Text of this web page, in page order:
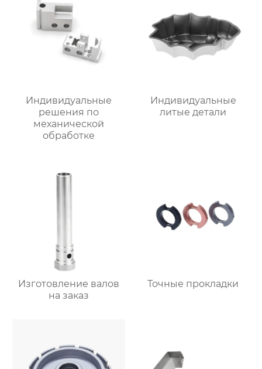
Индивидуальные
решения по
механической
обработке
Индивидуальные
литые детали
Изготовление валов
на заказ
Точные прокладки